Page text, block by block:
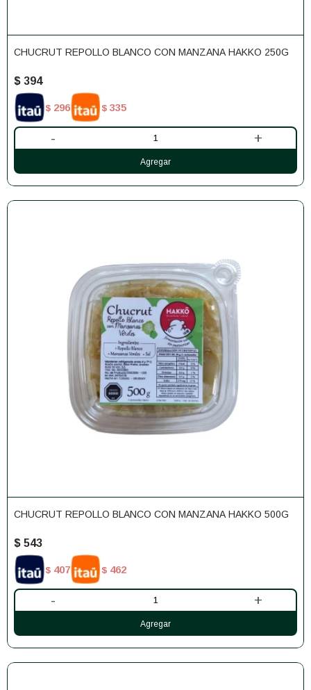
CHUCRUT REPOLLO BLANCO CON MANZANA HAKKO 250G
$ 394
$ 296 $ 335
- +
CHUCRUT REPOLLO BLANCO CON MANZANA HAKKO 500G
$ 543
$ 407 $ 462
- +